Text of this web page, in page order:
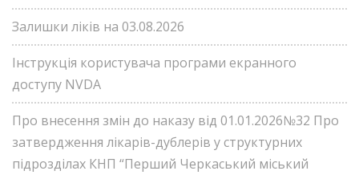
Залишки ліків на 03.08.2026
Інструкція користувача програми екранного
доступу NVDA
Про внесення змін до наказу від 01.01.2026№32 Про
затвердження лікарів-дублерів у структурних
підрозділах КНП “Перший Черкаський міський